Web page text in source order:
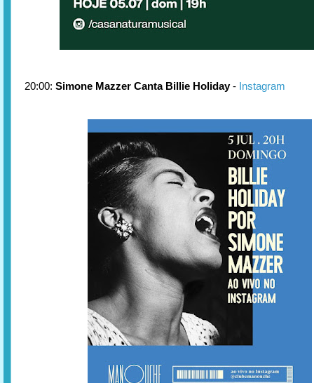
20:00: Simone Mazzer Canta Billie Holiday- Instagram